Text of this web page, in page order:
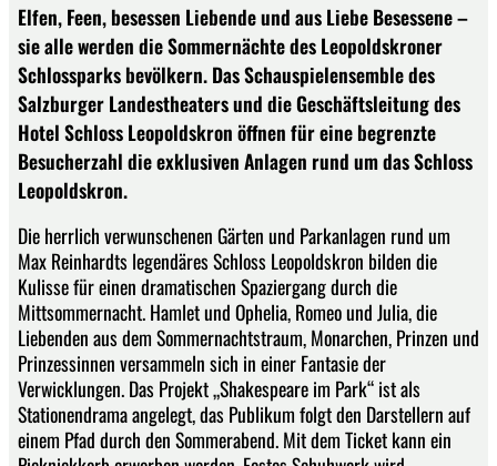
Elfen, Feen, besessen Liebende und aus Liebe Besessene –
sie alle werden die Sommernächte des Leopoldskroner
Schlossparks bevölkern. Das Schauspielensemble des
Salzburger Landestheaters und die Geschäftsleitung des
Hotel Schloss Leopoldskron öffnen für eine begrenzte
Besucherzahl die exklusiven Anlagen rund um das Schloss
Leopoldskron.
Die herrlich verwunschenen Gärten und Parkanlagen rund um
Max Reinhardts legendäres Schloss Leopoldskron bilden die
Kulisse für einen dramatischen Spaziergang durch die
Mittsommernacht. Hamlet und Ophelia, Romeo und Julia, die
Liebenden aus dem Sommernachtstraum, Monarchen, Prinzen und
Prinzessinnen versammeln sich in einer Fantasie der
Verwicklungen. Das Projekt „Shakespeare im Park“ ist als
Stationendrama angelegt, das Publikum folgt den Darstellern auf
einem Pfad durch den Sommerabend. Mit dem Ticket kann ein